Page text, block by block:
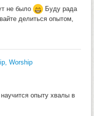
не было
Буду рада
делиться опытом,
Worship
опыту хвалы в